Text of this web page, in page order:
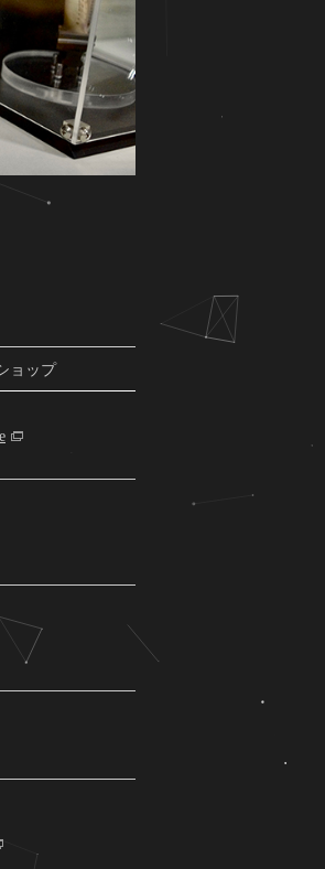
ョップ